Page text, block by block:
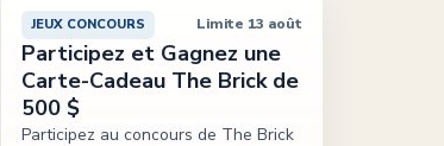
JEUX CONCOURS Limite 13 août
Participez et Gagnez une
Carte-Cadeau The Brick de
500 $
Participez au concours de The Brick